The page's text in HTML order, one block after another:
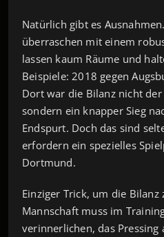
Natürlich gibt es
überraschen mit einem
lassen kaum Räume und
Beispiele: 2018 gegen
Dort war die Bilanz nicht
sondern ein knapper Sieg
Endspurt. Doch das sind
erfordern ein spezielles
Dortmund.
Einziger Trick, um die Bilanz
Mannschaft muss im
verinnerlichen, das